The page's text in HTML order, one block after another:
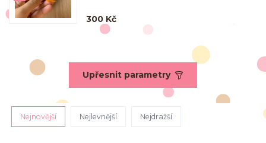
300 Kč
Upřesnit parametry
Nejnovější Nejlevnější Nejdražší